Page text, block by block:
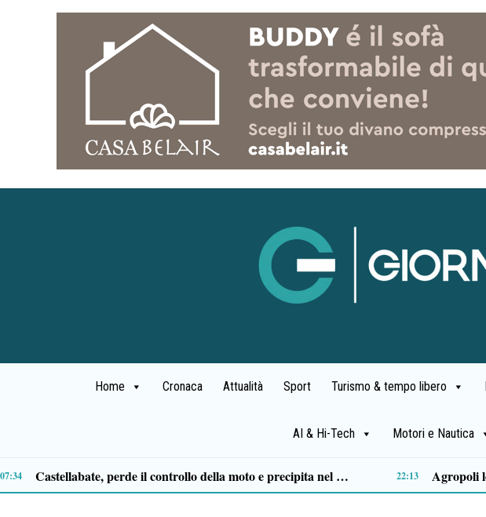
Home Cronaca Attualità Sport Turismo & tempo libero
AI & Hi-Tech Motori e Nautica
Falaut Campus, il Convitto Tasso rilancia: nel 2027 concerti e formazione musicale 15:58 Sicilì celebra i sapori del territorio: il percorso enogastronomico nel borgo con i Kiepo in concerto